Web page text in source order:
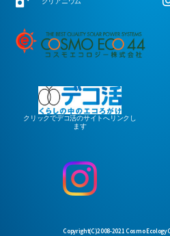
クリックでデコ活のサイトへリンクし
ます
Copyright(C)2008-2021 Cosmo